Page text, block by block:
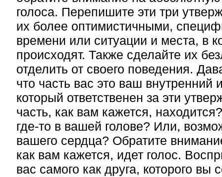
голоса. Перепишите эти три
их более оптимистичными,
времени или ситуации и места, в
происходят. Также сделайте их
отделить от своего поведения.
что часть вас это ваш внутренний
который ответственен за эти
часть, как вам кажется,
где-то в вашей голове? Или,
вашего сердца? Обратите
как вам кажется, идет голос.
вас самого как друга, которого вы